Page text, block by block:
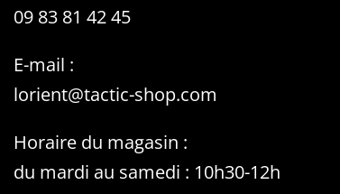
09 83 81 42 45
E-mail :
lorient@tactic-shop.com
Horaire du magasin :
du mardi au samedi : 10h30-12h